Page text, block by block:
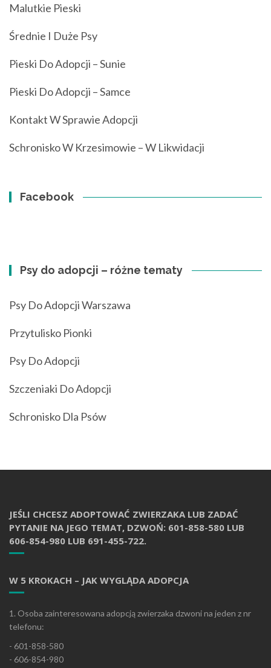
Malutkie Pieski
Średnie I Duże Psy
Pieski Do Adopcji – Sunie
Pieski Do Adopcji – Samce
Kontakt W Sprawie Adopcji
Schronisko W Krzesimowie – W Likwidacji
Facebook
Psy do adopcji – różne tematy
Psy Do Adopcji Warszawa
Przytulisko Pionki
Psy Do Adopcji
Szczeniaki Do Adopcji
Schronisko Dla Psów
JEŚLI CHCESZ ADOPTOWAĆ ZWIERZAKA LUB ZADAĆ
PYTANIE NA JEGO TEMAT, DZWOŃ: 601-858-580 LUB
606-854-980 LUB 691-455-722.
W 5 KROKACH – JAK WYGLĄDA ADOPCJA
1. Osoba zainteresowana adopcją zwierzaka dzwoni na jeden z nr
telefonu:
- 601-858-580
- 606-854-980